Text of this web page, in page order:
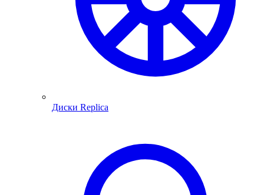
Диски Replica